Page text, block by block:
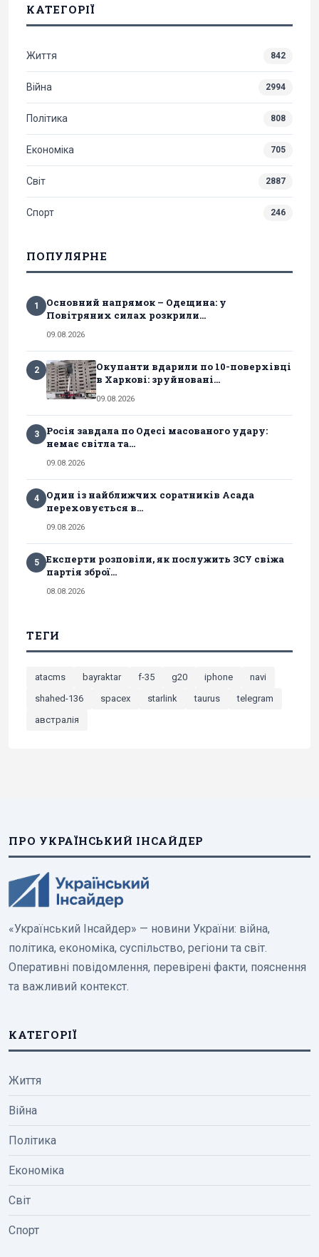
КАТЕГОРІЇ
Життя 842
Війна 2994
Політика 808
Економіка 705
Світ 2887
Спорт 246
ПОПУЛЯРНЕ
1
Основний напрямок – Одещина: у
Повітряних силах розкрили...
09.08.2026
2
Окупанти вдарили по 10-поверхівці
в Харкові: зруйновані...
09.08.2026
3
Росія завдала по Одесі масованого удару:
немає світла та...
09.08.2026
4
Один із найближчих соратників Асада
переховується в...
09.08.2026
5
Експерти розповіли, як послужить ЗСУ свіжа
партія зброї...
08.08.2026
ТЕГИ
atacms bayraktar f-35 g20 iphone
navi
shahed-136
spacex starlink taurus
telegram
австралія
ПРО УКРАЇНСЬКИЙ ІНСАЙДЕР
«Український Інсайдер» — новини України: війна,
політика, економіка, суспільство, регіони та світ.
Оперативні повідомлення, перевірені факти, пояснення
та важливий контекст.
КАТЕГОРІЇ
Життя
Війна
Політика
Економіка
Світ
Спорт